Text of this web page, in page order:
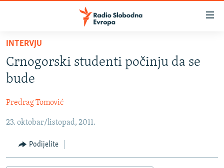
Pređite
glavni
sadržaj
na
navigaciju
Pređite
pretragu
BOSNA I HERCEGOVINA
KOSOVO
CRNA GORA
VIZUELNO
PODCASTI
INTERVJU
Crnogorski studenti počinju da se
bude
Predrag Tomović
23. oktobar/listopad, 2011.
Podijelite